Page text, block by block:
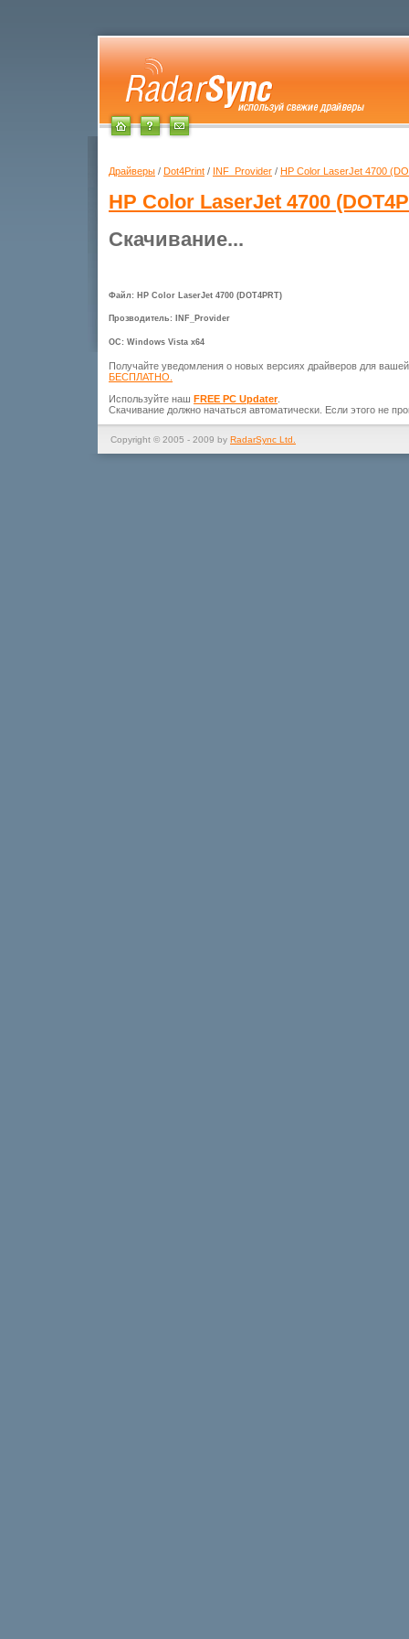
Драйверы / Dot4Print / INF_Provider / HP Color LaserJet 4700
HP Color LaserJet 4700
Скачивание...
Файл: HP Color LaserJet 4700 (DOT4PRT)
Прозводитель: INF_Provider
ОС: Windows Vista x64
Получайте уведомления о новых версиях драйверов для
БЕСПЛАТНО.
Используйте наш FREE PC Updater.
Скачивание должно начаться автоматически. Если этого не
Copyright © 2005 - 2009 by RadarSync Ltd.